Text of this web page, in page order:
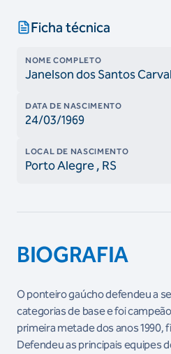
Ficha técnica
NOME COMPLETO
Janelson dos Santos
DATA DE NASCIMENTO
24/03/1969
LOCAL DE NASCIMENTO
Porto Alegre, RS
BIOGRAFIA
O ponteiro gaúcho defendeu a
categorias de base e foi
primeira metade dos anos 1990,
Defendeu as principais equipes